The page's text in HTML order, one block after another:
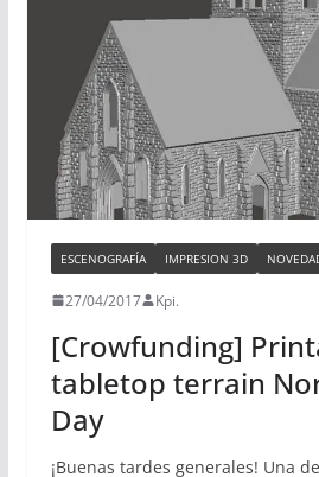
ESCENOGRAFÍA IMPRESION 3D
27/04/2017 Kpi.
[Crowfunding]
tabletop terrain
Day
¡Buenas tardes generales! Una